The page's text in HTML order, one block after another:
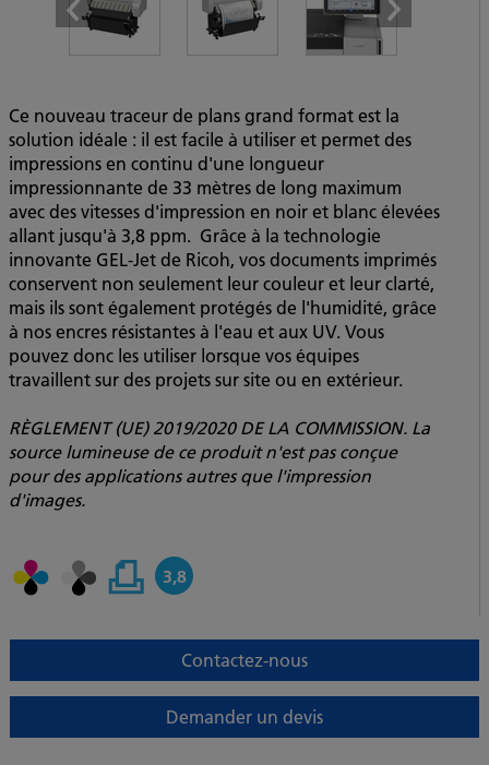
Ce nouveau traceur de plans grand format est la
solution idéale : il est facile à utiliser et permet des
impressions en continu d'une longueur
impressionnante de 33 mètres de long maximum
avec des vitesses d'impression en noir et blanc élevées
allant jusqu'à 3,8 ppm. Grâce à la technologie
innovante GEL-Jet de Ricoh, vos documents imprimés
conservent non seulement leur couleur et leur clarté,
mais ils sont également protégés de l'humidité, grâce
à nos encres résistantes à l'eau et aux UV. Vous
pouvez donc les utiliser lorsque vos équipes
travaillent sur des projets sur site ou en extérieur.
RÈGLEMENT (UE) 2019/2020 DE LA COMMISSION. La
source lumineuse de ce produit n'est pas conçue
pour des applications autres que l'impression
d'images.
3,8
Contactez-nous
Demander un devis